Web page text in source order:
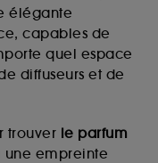
élégante
capables de
quel espace
diffuseurs et de
trouver le parfum
une empreinte
y compris sur des
sur la base
de votre
interactions.